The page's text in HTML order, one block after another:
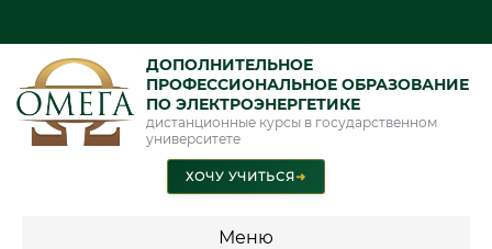
ДОПОЛНИТЕЛЬНОЕ
ПРОФЕССИОНАЛЬНОЕ ОБРАЗОВАНИЕ
ПО ЭЛЕКТРОЭНЕРГЕТИКЕ
дистанционные курсы в государственном
университете
ХОЧУ УЧИТЬСЯ➜
Меню